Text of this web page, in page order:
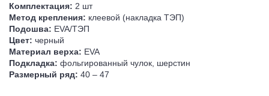
Комплектация: 2 шт
Метод крепления: клеевой (накладка ТЭП)
Подошва: EVA/ТЭП
Цвет: черный
Материал верха: EVA
Подкладка: фольгированный чулок, шерстин
Размерный ряд: 40 – 47